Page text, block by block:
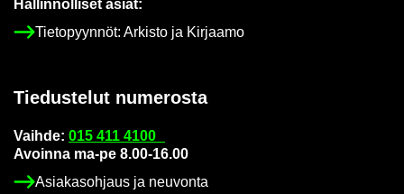
Hal­lin­nol­li­set asiat:
Tie­to­pyyn­nöt: Ar­kis­to ja Kir­jaa­mo
Tie­dus­te­lut nu­me­ros­ta
Vaih­de: 015 411 4100
Avoin­na ma-pe 8.00-16.00
Asia­kas­oh­jaus ja neu­von­ta